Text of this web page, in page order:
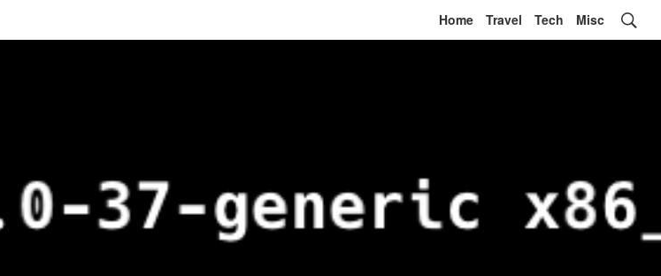
Home Travel Tech Misc